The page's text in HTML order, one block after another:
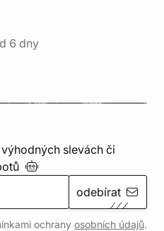
6 dny
slevách či
odebírat
ochrany osobních údajů.